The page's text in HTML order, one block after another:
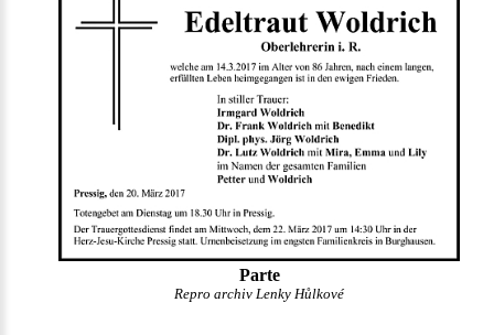
Parte
Repro archiv Lenky Hůlkové